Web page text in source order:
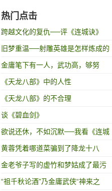
热门点击
跨越文化的复仇──评《连城诀》
旧梦重温──射雕英雄是怎样炼成的
金庸笔下有一人，武功高，够努
力，最后却一败涂地，值得我们反
省
《天龙八部》中的人性
《天龙八部》的不合理
谈《碧血剑》
欲说还休，不如沉默──我看《连城
诀》
黄蓉凭着哪道菜骗到了降龙十八
掌？
金老爷子写的虚竹和梦姑成了最污
的一段，你知道不？
“祖千秋论酒”乃金庸武侠“神来之